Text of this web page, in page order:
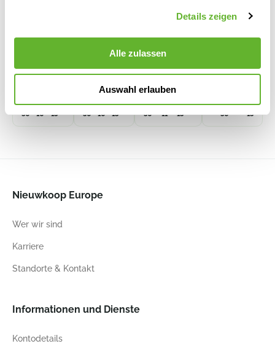
Details zeigen
Alle zulassen
Auswahl erlauben
Delta 10
6LECDE10A
30 10 13
Delta 10
All Inclusive
Hochglanz
30 10 13
Lechuza
Delta 10
All Inclusive
Hochglanz
30 11 13
Lechuza
Stone 30
Schiefergrau
30 13
Nieuwkoop Europe
Wer wir sind
Karriere
Standorte & Kontakt
Informationen und Dienste
Kontodetails